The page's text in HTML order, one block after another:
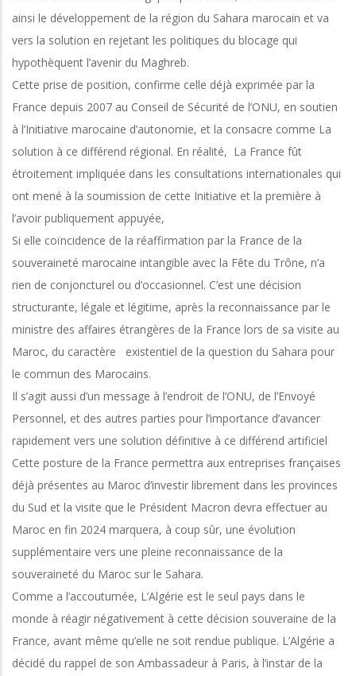
ainsi le développement de la région du Sahara marocain et va
vers la solution en rejetant les politiques du blocage qui
hypothèquent l’avenir du Maghreb.
Cette prise de position, confirme celle déjà exprimée par la
France depuis 2007 au Conseil de Sécurité de l’ONU, en soutien
à l’Initiative marocaine d’autonomie, et la consacre comme La
solution à ce différend régional. En réalité, La France fût
étroitement impliquée dans les consultations internationales qui
ont mené à la soumission de cette Initiative et la première à
l’avoir publiquement appuyée,
Si elle coïncidence de la réaffirmation par la France de la
souveraineté marocaine intangible avec la Fête du Trône, n’a
rien de conjoncturel ou d’occasionnel. C’est une décision
structurante, légale et légitime, après la reconnaissance par le
ministre des affaires étrangères de la France lors de sa visite au
Maroc, du caractère existentiel de la question du Sahara pour
le commun des Marocains.
Il s’agit aussi d’un message à l’endroit de l’ONU, de l’Envoyé
Personnel, et des autres parties pour l’importance d’avancer
rapidement vers une solution définitive à ce différend artificiel
Cette posture de la France permettra aux entreprises françaises
déjà présentes au Maroc d’investir librement dans les provinces
du Sud et la visite que le Président Macron devra effectuer au
Maroc en fin 2024 marquera, à coup sûr, une évolution
supplémentaire vers une pleine reconnaissance de la
souveraineté du Maroc sur le Sahara.
Comme a l’accoutumée, L’Algérie est le seul pays dans le
monde à réagir négativement à cette décision souveraine de la
France, avant même qu’elle ne soit rendue publique. L’Algérie a
décidé du rappel de son Ambassadeur à Paris, à l’instar de la